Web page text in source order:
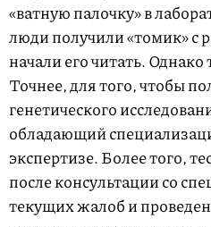
«ватную палочку» в
люди получили «томик» с
начали его читать. Однако
Точнее, для того, чтобы
генетического
обладающий
экспертизе. Более того,
после консультации со
текущих жалоб и